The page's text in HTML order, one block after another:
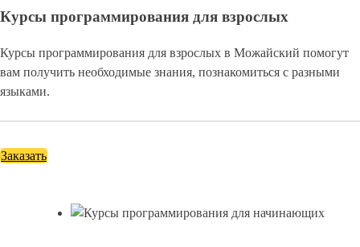
Курсы программирования для взрослых
Курсы программирования для взрослых в Можайский помогут
вам получить необходимые знания, познакомиться с разными
языками.
Заказать